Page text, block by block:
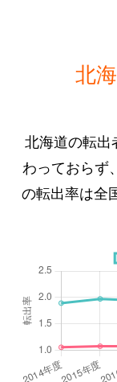
北
北海道の転出
わっておらず
の転出率は全